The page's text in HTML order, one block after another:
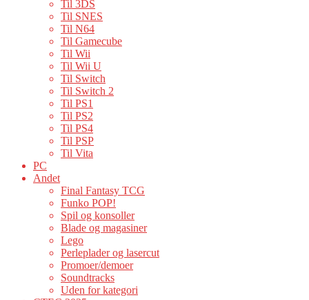
Til 3DS
Til SNES
Til N64
Til Gamecube
Til Wii
Til Wii U
Til Switch
Til Switch 2
Til PS1
Til PS2
Til PS4
Til PSP
Til Vita
PC
Andet
Final Fantasy TCG
Funko POP!
Spil og konsoller
Blade og magasiner
Lego
Perleplader og lasercut
Promoer/demoer
Soundtracks
Uden for kategori